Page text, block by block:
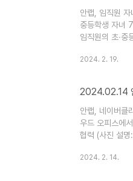
안랩, 임직원
중등학생 자녀
임직원의 초∙
자료 참조) ▲팀
2024. 2. 19.
2024.02.14
안랩, 네이버클
우드 오피스에
협력 (사진 설
X 사업협력을
2024. 2. 14.